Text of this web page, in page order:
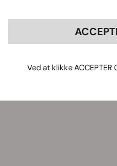
Ved at klikke